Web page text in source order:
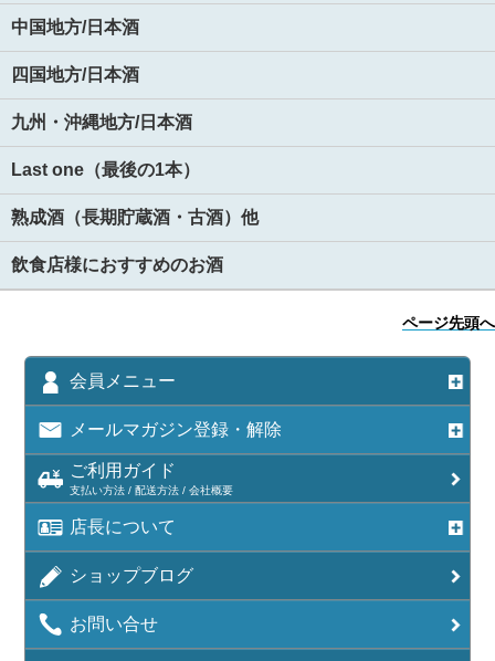
中国地方/日本酒
四国地方/日本酒
九州・沖縄地方/日本酒
Last one（最後の1本）
熟成酒（長期貯蔵酒・古酒）他
飲食店様におすすめのお酒
ページ先頭へ
会員メニュー
メールマガジン登録・解除
ご利用ガイド
支払い方法 / 配送方法 / 会社概要
店長について
ショップブログ
お問い合せ